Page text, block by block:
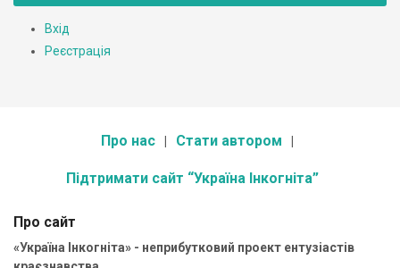
Вхід
Реєстрація
Про нас Стати автором
Підтримати сайт “Україна Інкогніта”
Про сайт
«Україна Інкогніта» - неприбутковий проект ентузіастів